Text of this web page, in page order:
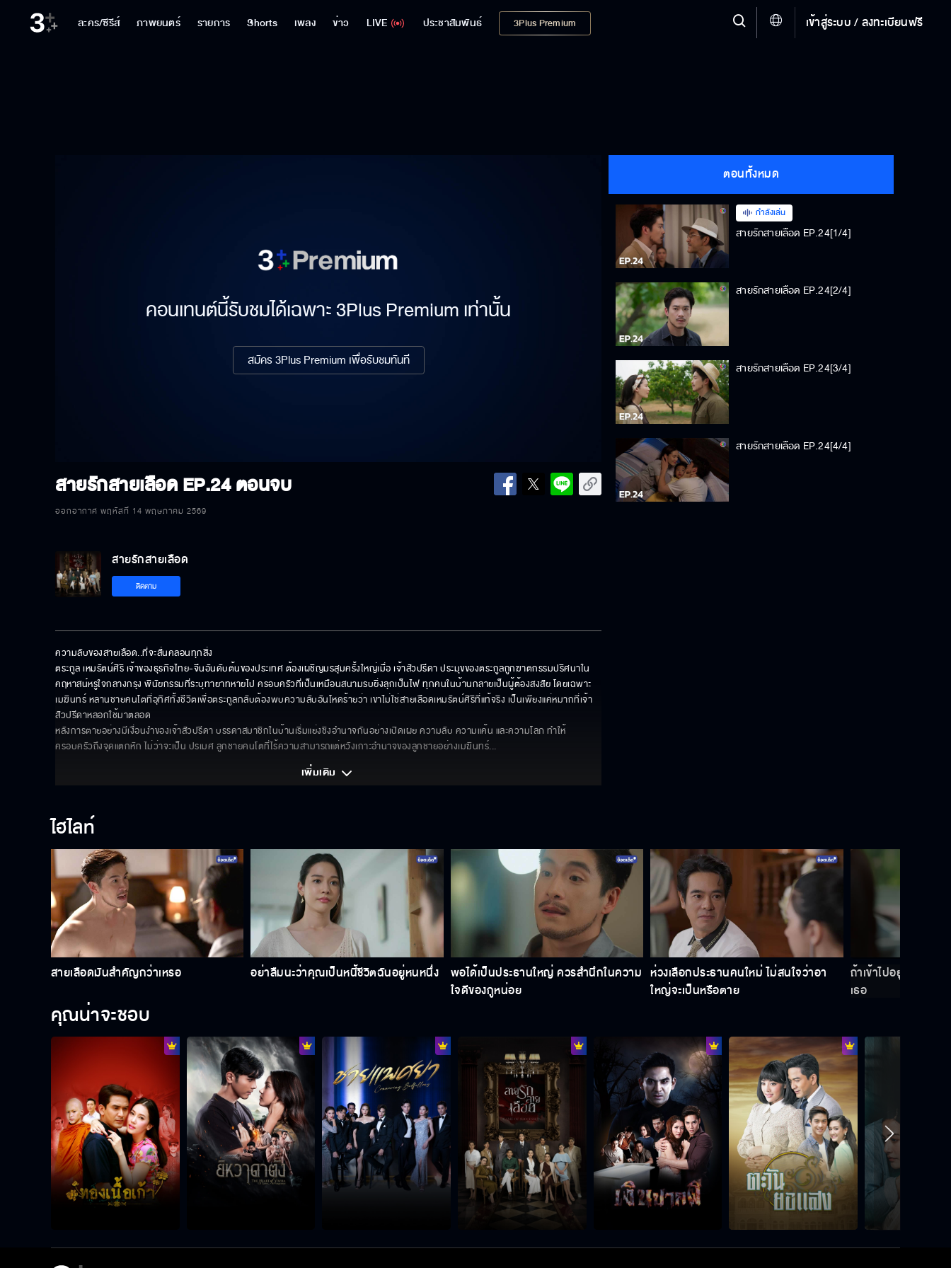
ละคร/ซีรีส์ ภาพยนตร์ รายการ Shorts เพลง ข่าว LIVE ประชาสัมพันธ์ 3Plus Premium เข้าสู่ระบบ / ลงทะเบียนฟรี
คอนเทนต์นี้รับชมได้เฉพาะ 3Plus Premium เท่านั้น
สมัคร 3Plus Premium เพื่อรับชมทันที
สายรักสายเลือดEP.24 ตอนจบ
ออกอากาศ พฤหัสที่ 14 พฤษภาคม 2569
ตอนทั้งหมด
กำลังเล่น
สายรักสายเลือด EP.24[1/4]
สายรักสายเลือด EP.24[2/4]
สายรักสายเลือด EP.24[3/4]
สายรักสายเลือด EP.24[4/4]
สายรักสายเลือด
ติดตาม
ความลับของสายเลือด..ที่จะสั่นคลอนทุกสิ่ง
ตระกูล เหมรัตน์ศิริ เจ้าของธุรกิจไทย-จีนอันดับต้นของประเทศ ต้องเผชิญมรสุมครั้งใหญ่เมื่อ เจ้าสัวปรีดา ประมุขของตระกูลถูกฆาตกรรมปริศนาใน
คฤหาสน์หรูใจกลางกรุง พินัยกรรมที่ระบุทายาทหายไป ครอบครัวที่เป็นเหมือนสนามรบยิ่งลุกเป็นไฟ ทุกคนในบ้านกลายเป็นผู้ต้องสงสัย โดยเฉพาะ
เมฆินทร์ หลานชายคนโตที่อุทิศทั้งชีวิตเพื่อตระกูลกลับต้องพบความลับอันโหดร้ายว่า เขาไม่ใช่สายเลือดเหมรัตน์ศิริที่แท้จริง เป็นเพียงแค่หมากที่เจ้า
สัวปรีดาหลอกใช้มาตลอด
หลังการตายอย่างมีเงื่อนงำของเจ้าสัวปรีดา บรรดาสมาชิกในบ้านเริ่มแย่งชิงอำนาจกันอย่างเปิดเผย ความลับ ความแค้น และความโลภ ทำให้
ครอบครัวถึงจุดแตกหัก ไม่ว่าจะเป็น ปรเมศ ลูกชายคนโตที่ไร้ความสามารถแต่หวังเกาะอำนาจของลูกชายอย่างเมฆินทร์...
เพิ่มเติม
ไฮไลท์
สายเลือดมันสำคัญกว่าเหรอ อย่าลืมนะว่าคุณเป็นหนี้ชีวิตฉันอยู่หนหนึ่ง
พอได้เป็นประธานใหญ่ ควรสำนึกในความ
ใจดีของกูหน่อย
ห่วงเลือกประธานคนใหม่ ไม่สนใจว่าอา
ใหญ่จะเป็นหรือตาย
ถ้าเข้าไปอยู่บ้านฉัน เ
เธอ
คุณน่าจะชอบ